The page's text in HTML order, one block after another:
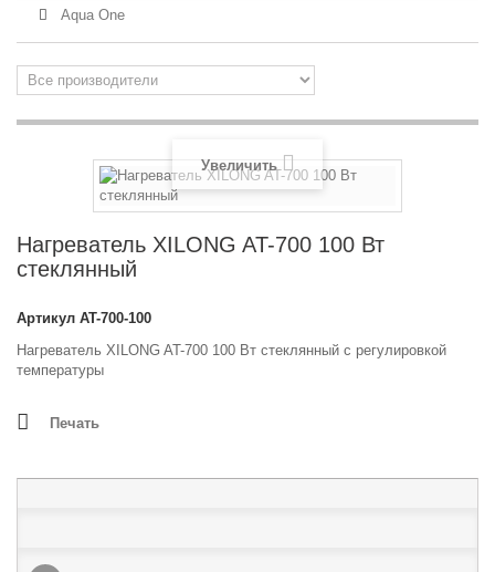
Aqua One
Увеличить
Нагреватель XILONG AT-700 100 Вт
стеклянный
Артикул AT-700-100
Нагреватель XILONG AT-700 100 Вт стеклянный с регулировкой
температуры
Печать